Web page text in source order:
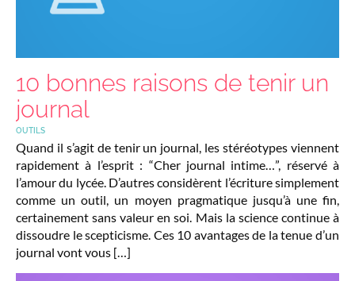
10 bonnes raisons de tenir un
journal
OUTILS
Quand il s’agit de tenir un journal, les stéréotypes viennent
rapidement à l’esprit : “Cher journal intime…”, réservé à
l’amour du lycée. D’autres considèrent l’écriture simplement
comme un outil, un moyen pragmatique jusqu’à une fin,
certainement sans valeur en soi. Mais la science continue à
dissoudre le scepticisme. Ces 10 avantages de la tenue d’un
journal vont vous […]